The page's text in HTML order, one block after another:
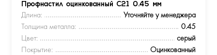
Профнастил оцинкованный С21 0.45 мм
Длина:
Уточняйте у менеджера
Толщина металла:
0.45
Цвет:
серый
Покрытие:
Оцинкованный